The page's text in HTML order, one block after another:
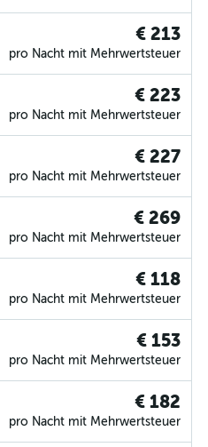
€ 213
pro Nacht mit Mehrwertsteuer
€ 223
pro Nacht mit Mehrwertsteuer
€ 227
pro Nacht mit Mehrwertsteuer
€ 269
pro Nacht mit Mehrwertsteuer
€ 118
pro Nacht mit Mehrwertsteuer
€ 153
pro Nacht mit Mehrwertsteuer
€ 182
pro Nacht mit Mehrwertsteuer